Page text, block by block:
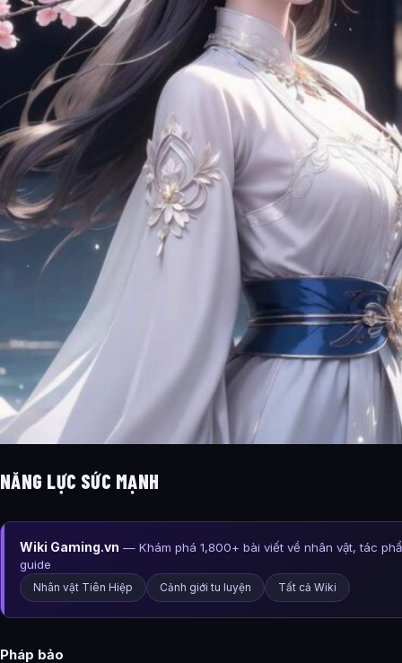
NĂNG LỰC SỨC MẠNH
Wiki Gaming.vn — Khám phá 1,800+ bài viết về nhân vật, tác
guide
Nhân vật Tiên Hiệp Cảnh giới tu luyện Tất cả Wiki
Pháp bảo